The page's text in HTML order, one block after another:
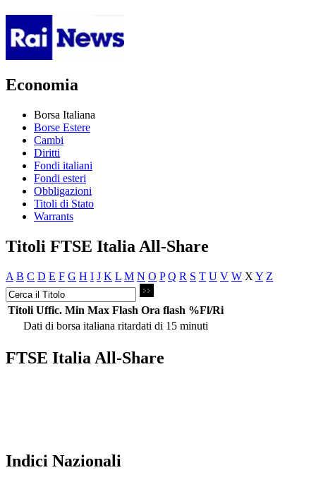
Economia
Borsa Italiana
Borse Estere
Cambi
Diritti
Fondi italiani
Fondi esteri
Obbligazioni
Titoli di Stato
Warrants
Titoli FTSE Italia All-Share
A B C D E F G H I J K L M N O P Q R S T U V W X Y Z
Titoli Uffic. Min Max Flash Ora flash %Fl/Ri
Dati di borsa italiana ritardati di 15 minuti
FTSE Italia All-Share
Indici Nazionali